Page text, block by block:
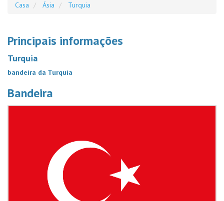
Casa Ásia Turquia
Principais informações
Turquia
bandeira da Turquia
Bandeira